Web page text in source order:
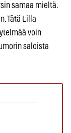
samaa mieltä.
Tätä Lilla
voin
saloista